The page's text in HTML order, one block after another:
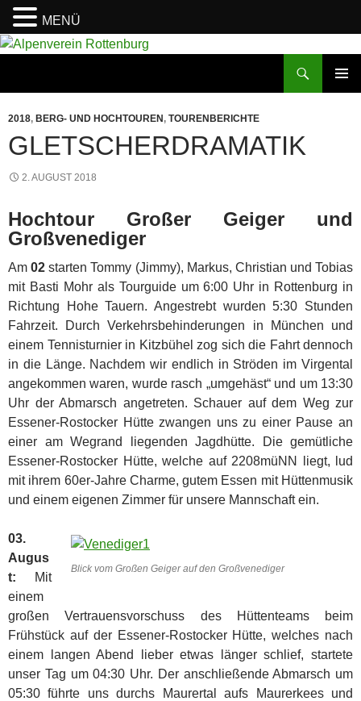
Zum
2018, BERG- UND HOCHTOUREN, TOURENBERICHTE
GLETSCHERDRAMATIK
2. AUGUST 2018
Hochtour Großer Geiger und
Großvenediger
Am02 starten Tommy (Jimmy), Markus, Christian und Tobias
mit Basti Mohr als Tourguide um 6:00 Uhr in Rottenburg in
Richtung Hohe Tauern. Angestrebt wurden 5:30 Stunden
Fahrzeit. Durch Verkehrsbehinderungen in München und
einem Tennisturnier in Kitzbühel zog sich die Fahrt dennoch
in die Länge. Nachdem wir endlich in Ströden im Virgental
angekommen waren, wurde rasch „umgehäst“ und um 13:30
Uhr der Abmarsch angetreten. Schauer auf dem Weg zur
Essener-Rostocker Hütte zwangen uns zu einer Pause an
einer am Wegrand liegenden Jagdhütte. Die gemütliche
Essener-Rostocker Hütte, welche auf 2208müNN liegt, lud
mit ihrem 60er-Jahre Charme, gutem Essen mit Hüttenmusik
und einem eigenen Zimmer für unsere Mannschaft ein.
Blick vom Großen Geiger auf den Großvenediger
03.
Augus
t: Mit
einem
großen Vertrauensvorschuss des Hüttenteams beim
Frühstück auf der Essener-Rostocker Hütte, welches nach
einem langen Abend lieber etwas länger schlief, startete
unser Tag um 04:30 Uhr. Der anschließende Abmarsch um
05:30 führte uns durchs Maurertal aufs Maurerkees und
MENÜ